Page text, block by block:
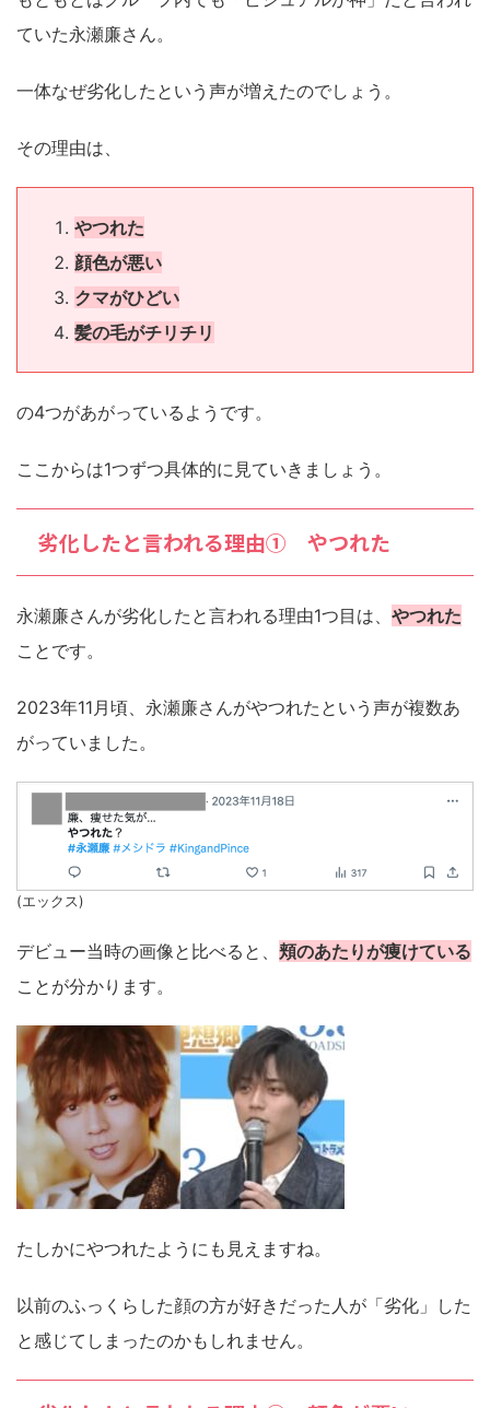
ていた永瀬廉さん。
一体なぜ劣化したという声が増えたのでしょう。
その理由は、
やつれた
顔色が悪い
クマがひどい
髪の毛がチリチリ
の4つがあがっているようです。
ここからは1つずつ具体的に見ていきましょう。
劣化したと言われる理由① やつれた
永瀬廉さんが劣化したと言われる理由1つ目は、 やつれた
ことです。
2023年11月頃、永瀬廉さんがやつれたという声が複数あ
がっていました。
(エックス)
デビュー当時の画像と比べると、 頬のあたりが痩けている
ことが分かります。
たしかにやつれたようにも見えますね。
以前のふっくらした顔の方が好きだった人が「劣化」した
と感じてしまったのかもしれません。